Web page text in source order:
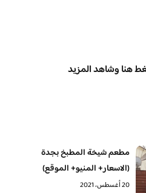
هنا وشاهد المزيد
مطعم شيخة المطبخ بجدة
(الاسعار+ المنيو+ الموقع)
20 أغسطس، 2021